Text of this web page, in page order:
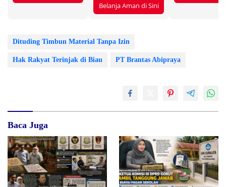
Belanja Aman di Sini
Dituding Timbun Material Tanpa Izin
Hak Rakyat Terinjak di Biau PT Brantas Abipraya
Baca Juga